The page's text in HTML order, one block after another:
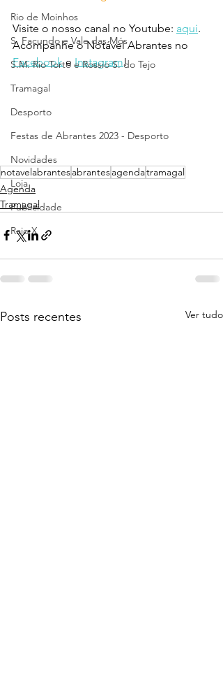
Rio de Moinhos
S. Facundo e Vale das Mós
S.M. Rio Torto e Rossio S. do Tejo
Tramagal
Desporto
Festas de Abrantes 2023 - Desporto
Novidades
Loja
Publicidade
Raio X
Visite o nosso canal no Youtube: aqui.
Acompanhe o Notável Abrantes no
Facebook e Instagram!
notavelabrantesabrantesagendatramagal
Agenda
Tramagal
Posts recentes Ver tudo